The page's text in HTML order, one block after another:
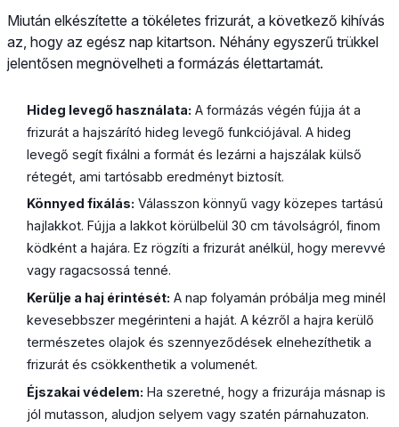
Miután elkészítette a tökéletes frizurát, a következő kihívás
az, hogy az egész nap kitartson. Néhány egyszerű trükkel
jelentősen megnövelheti a formázás élettartamát.
Hideg levegő használata: A formázás végén fújja át a
frizurát a hajszárító hideg levegő funkciójával. A hideg
levegő segít fixálni a formát és lezárni a hajszálak külső
rétegét, ami tartósabb eredményt biztosít.
Könnyed fixálás: Válasszon könnyű vagy közepes tartású
hajlakkot. Fújja a lakkot körülbelül 30 cm távolságról, finom
ködként a hajára. Ez rögzíti a frizurát anélkül, hogy merevvé
vagy ragacsossá tenné.
Kerülje a haj érintését: A nap folyamán próbálja meg minél
kevesebbszer megérinteni a haját. A kézről a hajra kerülő
természetes olajok és szennyeződések elnehezíthetik a
frizurát és csökkenthetik a volumenét.
Éjszakai védelem: Ha szeretné, hogy a frizurája másnap is
jól mutasson, aludjon selyem vagy szatén párnahuzaton.